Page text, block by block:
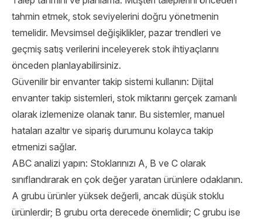
tahmin etmek, stok seviyelerini doğru yönetmenin
temelidir. Mevsimsel değişiklikler, pazar trendleri ve
geçmiş satış verilerini inceleyerek stok ihtiyaçlarını
önceden planlayabilirsiniz.
Güvenilir bir envanter takip sistemi kullanın: Dijital
envanter takip sistemleri, stok miktarını gerçek zamanlı
olarak izlemenize olanak tanır. Bu sistemler, manuel
hataları azaltır ve sipariş durumunu kolayca takip
etmenizi sağlar.
ABC analizi yapın: Stoklarınızı A, B ve C olarak
sınıflandırarak en çok değer yaratan ürünlere odaklanın.
A grubu ürünler yüksek değerli, ancak düşük stoklu
ürünlerdir; B grubu orta derecede önemlidir; C grubu ise